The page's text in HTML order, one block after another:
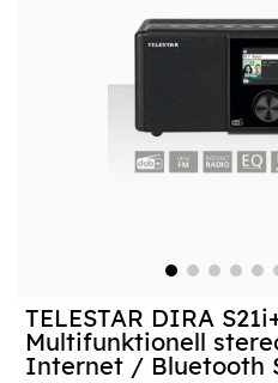
TELESTAR DIRA
Multifunktionell
Internet / Bluetooth